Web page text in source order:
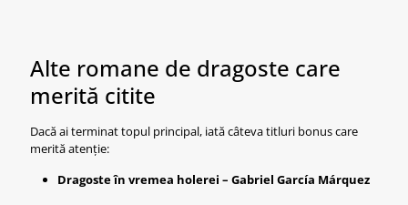
Alte romane de dragoste care
merită citite
Dacă ai terminat topul principal, iată câteva titluri bonus care
merită atenție:
Dragoste în vremea holerei – Gabriel García Márquez